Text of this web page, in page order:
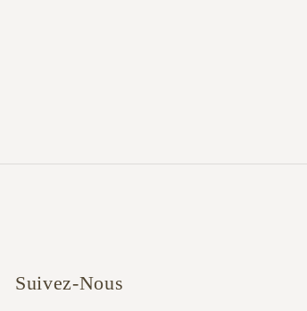
Suivez-Nous